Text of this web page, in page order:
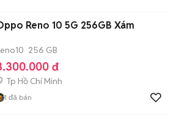
Reno 10 5G 256GB Xám
256 GB
đ
Tp Hồ Chí Minh
1 đã bán